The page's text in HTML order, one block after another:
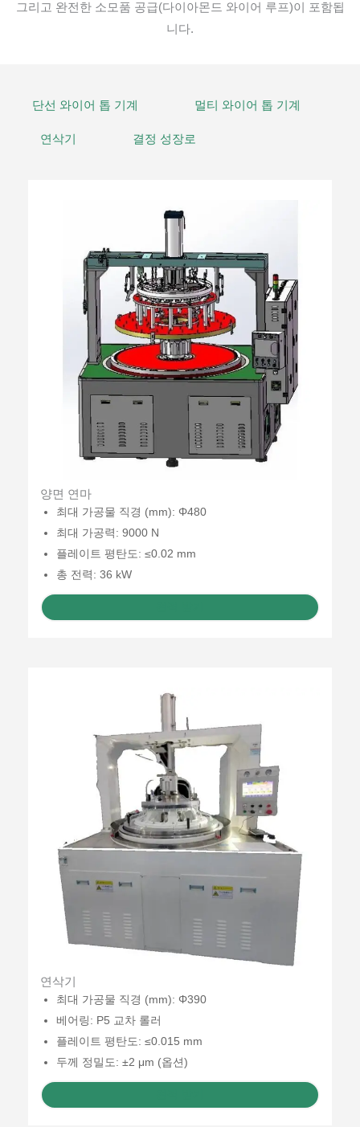
그리고 완전한 소모품 공급(다이아몬드 와이어 루프)이 포함됩
니다.
단선 와이어 톱 기계 멀티 와이어 톱 기계
연삭기 결정 성장로
양면 연마
최대 가공물 직경 (mm): Φ480
최대 가공력: 9000 N
플레이트 평탄도: ≤0.02 mm
총 전력: 36 kW
연삭기
최대 가공물 직경 (mm): Φ390
베어링: P5 교차 롤러
플레이트 평탄도: ≤0.015 mm
두께 정밀도: ±2 μm (옵션)